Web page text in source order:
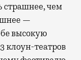
страшнее, чем
—
высокую
клоун-театров